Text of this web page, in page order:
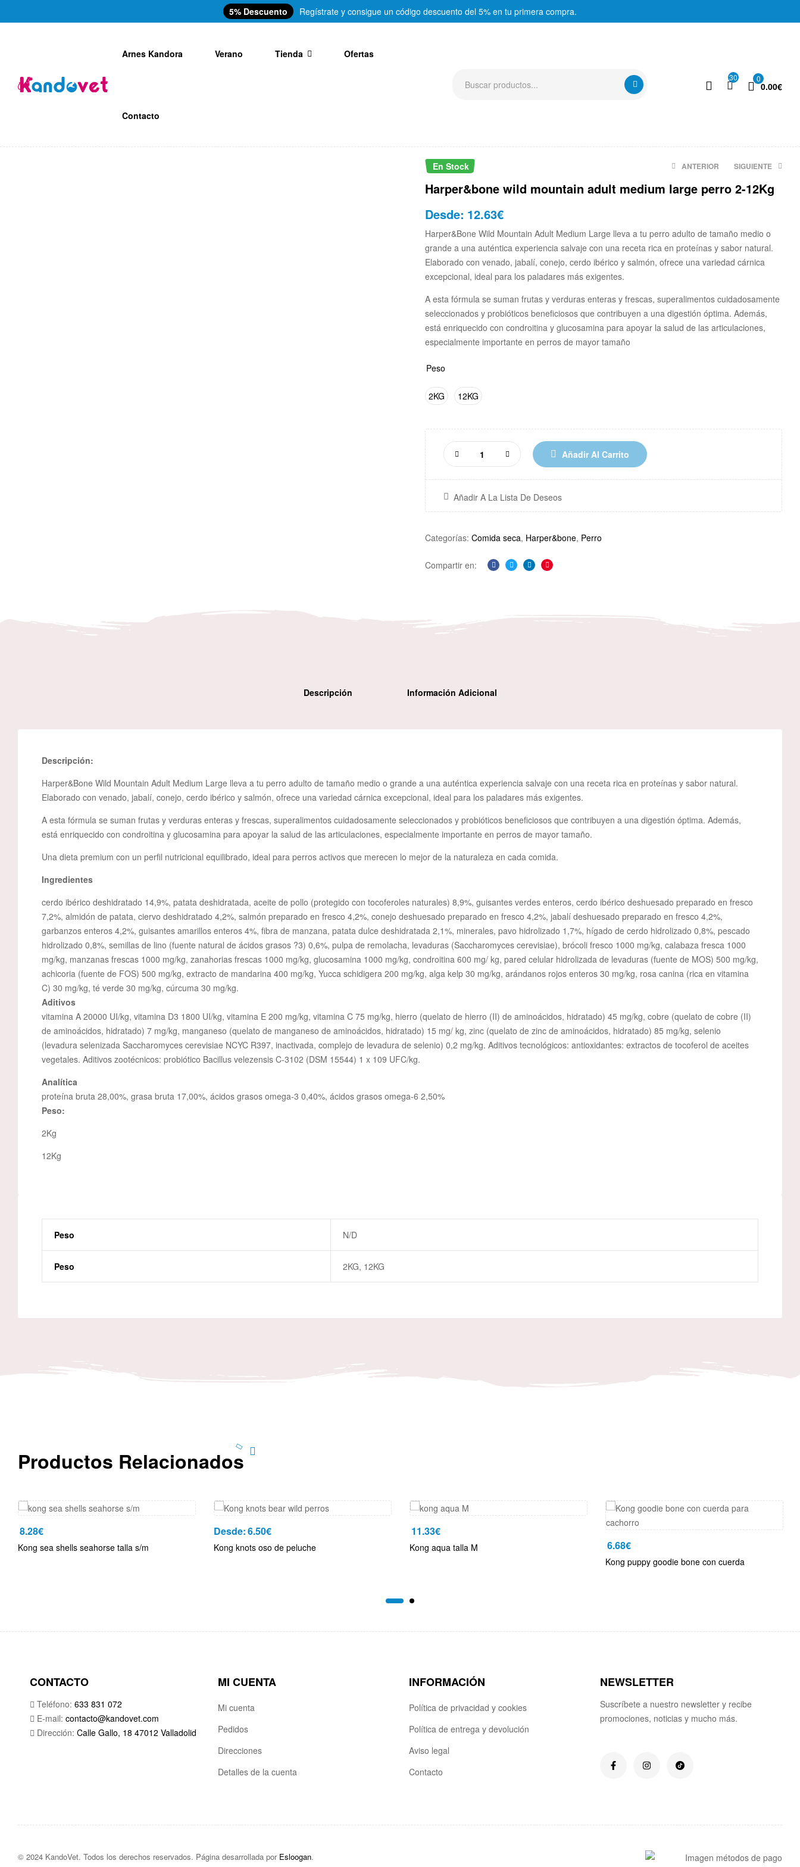
5% Descuento Regístrate y consigue un código descuento del 5% en tu primera compra.
Arnes Kandora Verano Tienda Ofertas
Contacto
30 0
0.00€
En Stock ANTERIOR
12.52€
SIGUIENTE
3.99 €
Harper&bone wild mountain adult medium large perro 2-12Kg
Desde: 12.63€
Harper&Bone Wild Mountain Adult Medium Large lleva a tu perro adulto de tamaño medio o
grande a una auténtica experiencia salvaje con una receta rica en proteínas y sabor natural.
Elaborado con venado, jabalí, conejo, cerdo ibérico y salmón, ofrece una variedad cárnica
excepcional, ideal para los paladares más exigentes.
A esta fórmula se suman frutas y verduras enteras y frescas, superalimentos cuidadosamente
seleccionados y probióticos beneficiosos que contribuyen a una digestión óptima. Además,
está enriquecido con condroitina y glucosamina para apoyar la salud de las articulaciones,
especialmente importante en perros de mayor tamaño
Peso
2KG 12KG
Añadir Al Carrito
Añadir A La Lista De Deseos
Categorías: Comida seca, Harper&bone, Perro
Compartir en:
Facebook
TwitterLinkedinPinterest
Descripción Información Adicional
Descripción:
Harper&Bone Wild Mountain Adult Medium Large lleva a tu perro adulto de tamaño medio o grande a una auténtica experiencia salvaje con una receta rica en proteínas y sabor natural.
Elaborado con venado, jabalí, conejo, cerdo ibérico y salmón, ofrece una variedad cárnica excepcional, ideal para los paladares más exigentes.
A esta fórmula se suman frutas y verduras enteras y frescas, superalimentos cuidadosamente seleccionados y probióticos beneficiosos que contribuyen a una digestión óptima. Además,
está enriquecido con condroitina y glucosamina para apoyar la salud de las articulaciones, especialmente importante en perros de mayor tamaño.
Una dieta premium con un perfil nutricional equilibrado, ideal para perros activos que merecen lo mejor de la naturaleza en cada comida.
Ingredientes
cerdo ibérico deshidratado 14,9%, patata deshidratada, aceite de pollo (protegido con tocoferoles naturales) 8,9%, guisantes verdes enteros, cerdo ibérico deshuesado preparado en fresco
7,2%, almidón de patata, ciervo deshidratado 4,2%, salmón preparado en fresco 4,2%, conejo deshuesado preparado en fresco 4,2%, jabalí deshuesado preparado en fresco 4,2%,
garbanzos enteros 4,2%, guisantes amarillos enteros 4%, fibra de manzana, patata dulce deshidratada 2,1%, minerales, pavo hidrolizado 1,7%, hígado de cerdo hidrolizado 0,8%, pescado
hidrolizado 0,8%, semillas de lino (fuente natural de ácidos grasos ?3) 0,6%, pulpa de remolacha, levaduras (Saccharomyces cerevisiae), brócoli fresco 1000 mg/kg, calabaza fresca 1000
mg/kg, manzanas frescas 1000 mg/kg, zanahorias frescas 1000 mg/kg, glucosamina 1000 mg/kg, condroitina 600 mg/ kg, pared celular hidrolizada de levaduras (fuente de MOS) 500 mg/kg,
achicoria (fuente de FOS) 500 mg/kg, extracto de mandarina 400 mg/kg, Yucca schidigera 200 mg/kg, alga kelp 30 mg/kg, arándanos rojos enteros 30 mg/kg, rosa canina (rica en vitamina
C) 30 mg/kg, té verde 30 mg/kg, cúrcuma 30 mg/kg.
Aditivos
vitamina A 20000 UI/kg, vitamina D3 1800 UI/kg, vitamina E 200 mg/kg, vitamina C 75 mg/kg, hierro (quelato de hierro (II) de aminoácidos, hidratado) 45 mg/kg, cobre (quelato de cobre (II)
de aminoácidos, hidratado) 7 mg/kg, manganeso (quelato de manganeso de aminoácidos, hidratado) 15 mg/ kg, zinc (quelato de zinc de aminoácidos, hidratado) 85 mg/kg, selenio
(levadura selenizada Saccharomyces cerevisiae NCYC R397, inactivada, complejo de levadura de selenio) 0,2 mg/kg. Aditivos tecnológicos: antioxidantes: extractos de tocoferol de aceites
vegetales. Aditivos zootécnicos: probiótico Bacillus velezensis C-3102 (DSM 15544) 1 x 109 UFC/kg.
Analítica
proteína bruta 28,00%, grasa bruta 17,00%, ácidos grasos omega-3 0,40%, ácidos grasos omega-6 2,50%
Peso:
2Kg
12Kg
Peso N/D
Peso 2KG, 12KG
Productos Relacionados
8.28€
Kong sea shells seahorse talla s/m
Desde:6.50€
Kong knots oso de peluche
11.33€
Kong aqua talla M 6.68€
Kong puppy goodie bone con cuerda
CONTACTO
Teléfono: 633 831 072
E-mail: contacto@kandovet.com
Dirección: Calle Gallo, 18 47012 Valladolid
MI CUENTA
Mi cuenta
Pedidos
Direcciones
Detalles de la cuenta
INFORMACIÓN
Política de privacidad y cookies
Política de entrega y devolución
Aviso legal
Contacto
NEWSLETTER
Suscríbete a nuestro newsletter y recibe
promociones, noticias y mucho más.
© 2024 KandoVet. Todos los derechos reservados. Página desarrollada por Esloogan.